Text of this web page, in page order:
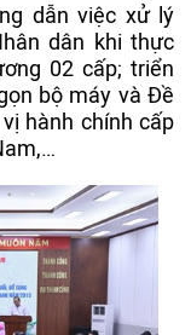
dẫn việc xử lý
dân khi thực
02 cấp; triển
bộ máy và Đề
hành chính cấp